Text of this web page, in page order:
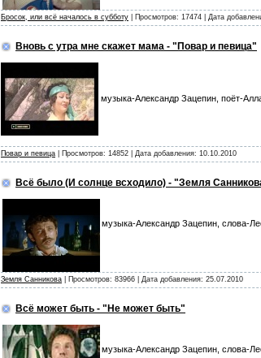
Бросок, или всё началось в субботу | Просмотров: 17474 | Дата
Вновь с утра мне скажет мама - "Повар и певица"
музыка-Александр Зацепин, поёт-
Повар и певица | Просмотров: 14852 | Дата добавления: 10.10.2010
Всё было (И солнце всходило) - "Земля
музыка-Александр Зацепин, слова-
Земля Санникова | Просмотров: 83966 | Дата добавления: 25.07.2010
Всё может быть - "Не может быть"
музыка-Александр Зацепин, слова-